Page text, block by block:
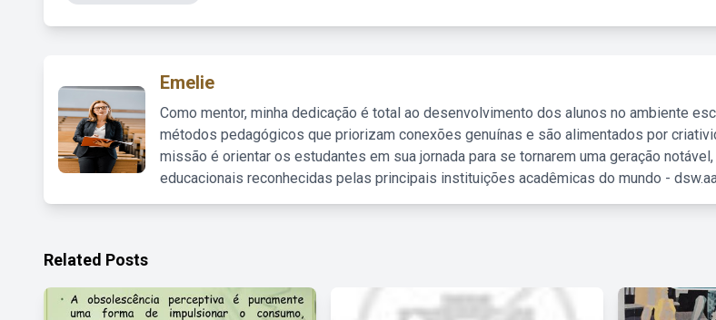
Emelie
Como mentor, minha dedicação é total ao desenvolvimento dos alunos no ambiente
métodos pedagógicos que priorizam conexões genuínas e são alimentados por
missão é orientar os estudantes em sua jornada para se tornarem uma geração
educacionais reconhecidas pelas principais instituições acadêmicas do mundo -
Related Posts